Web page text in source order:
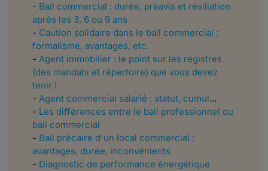
- Bail commercial : durée, préavis et résiliation
après les 3, 6 ou 9 ans
- Caution solidaire dans le bail commercial :
formalisme, avantages, etc.
- Agent immobilier : le point sur les registres
(des mandats et répertoire) que vous devez
tenir !
- Agent commercial salarié : statut, cumul...
- Les différences entre le bail professionnel ou
bail commercial
- Bail précaire d'un local commercial :
avantages, durée, inconvénients
- Diagnostic de performance énergétique